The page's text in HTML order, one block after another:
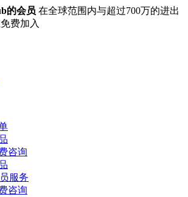
的会员 在全球范围内与超过700万的进出
费加入
咨询
服务
咨询